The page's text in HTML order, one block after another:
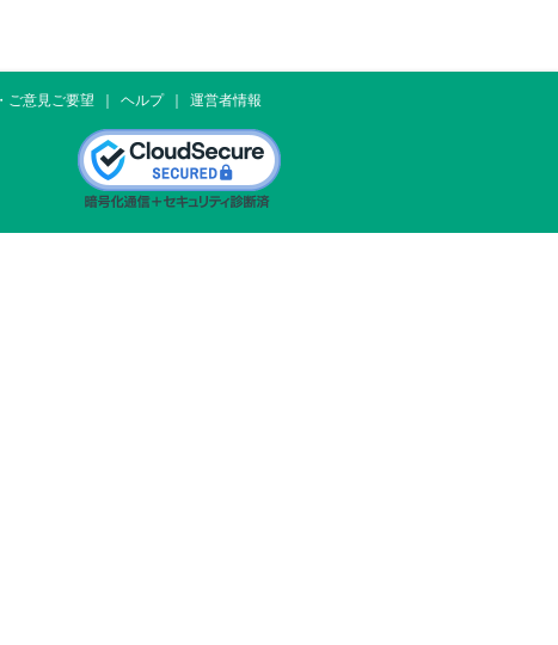
ご意見ご要望 ヘルプ 運営者情報